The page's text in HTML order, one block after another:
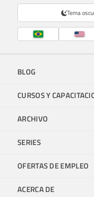
Tema
BLOG
CURSOS Y
ARCHIVO
SERIES
OFERTAS DE EMPLEO
ACERCA DE